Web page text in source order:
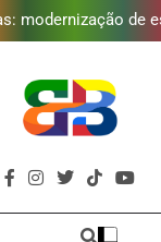
opções de
como
Nosso Sentimento
que atende
modernização de
reforça
diversas opções de
como
mais
Nosso Sentimento
Iguaçu neste fim
Baixada